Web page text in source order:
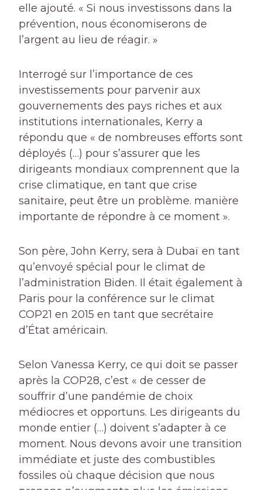
elle ajouté. « Si nous investissons dans la
prévention, nous économiserons de
l’argent au lieu de réagir. »
Interrogé sur l’importance de ces
investissements pour parvenir aux
gouvernements des pays riches et aux
institutions internationales, Kerry a
répondu que « de nombreuses efforts sont
déployés (…) pour s’assurer que les
dirigeants mondiaux comprennent que la
crise climatique, en tant que crise
sanitaire, peut être un problème. manière
importante de répondre à ce moment ».
Son père, John Kerry, sera à Dubaï en tant
qu’envoyé spécial pour le climat de
l’administration Biden. Il était également à
Paris pour la conférence sur le climat
COP21 en 2015 en tant que secrétaire
d’État américain.
Selon Vanessa Kerry, ce qui doit se passer
après la COP28, c’est « de cesser de
souffrir d’une pandémie de choix
médiocres et opportuns. Les dirigeants du
monde entier (…) doivent s’adapter à ce
moment. Nous devons avoir une transition
immédiate et juste des combustibles
fossiles où chaque décision que nous